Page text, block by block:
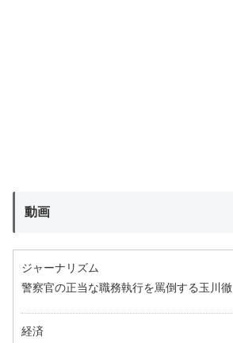
動画
ジャーナリズム
警察官の正当な職務執行を罵倒する玉川徹
経済